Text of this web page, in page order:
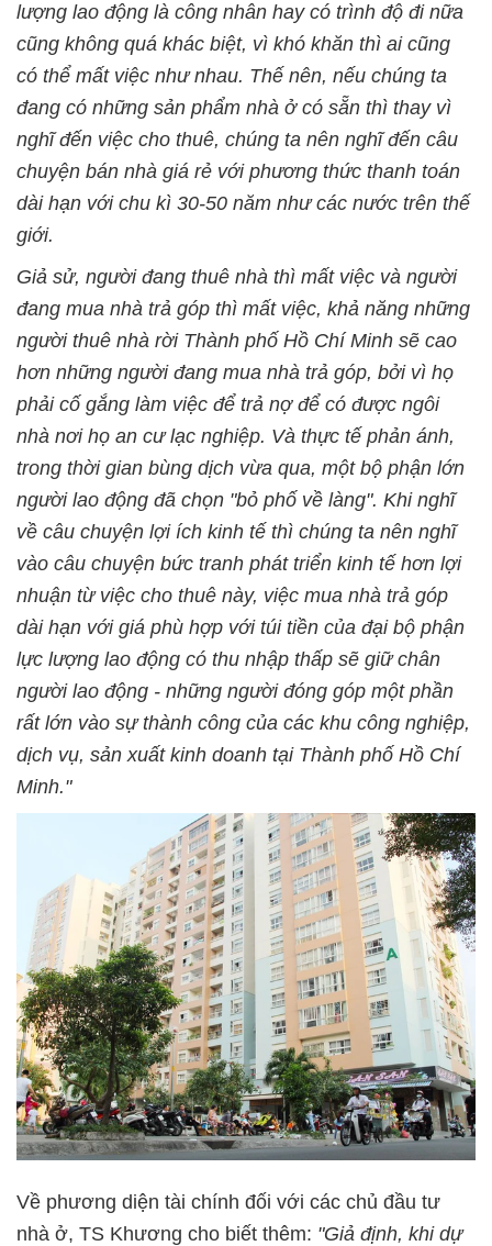
lượng lao động là công nhân hay có trình độ đi nữa
cũng không quá khác biệt, vì khó khăn thì ai cũng
có thể mất việc như nhau. Thế nên, nếu chúng ta
đang có những sản phẩm nhà ở có sẵn thì thay vì
nghĩ đến việc cho thuê, chúng ta nên nghĩ đến câu
chuyện bán nhà giá rẻ với phương thức thanh toán
dài hạn với chu kì 30-50 năm như các nước trên thế
giới.
Giả sử, người đang thuê nhà thì mất việc và người
đang mua nhà trả góp thì mất việc, khả năng những
người thuê nhà rời Thành phố Hồ Chí Minh sẽ cao
hơn những người đang mua nhà trả góp, bởi vì họ
phải cố gắng làm việc để trả nợ để có được ngôi
nhà nơi họ an cư lạc nghiệp. Và thực tế phản ánh,
trong thời gian bùng dịch vừa qua, một bộ phận lớn
người lao động đã chọn "bỏ phố về làng". Khi nghĩ
về câu chuyện lợi ích kinh tế thì chúng ta nên nghĩ
vào câu chuyện bức tranh phát triển kinh tế hơn lợi
nhuận từ việc cho thuê này, việc mua nhà trả góp
dài hạn với giá phù hợp với túi tiền của đại bộ phận
lực lượng lao động có thu nhập thấp sẽ giữ chân
người lao động - những người đóng góp một phần
rất lớn vào sự thành công của các khu công nghiệp,
dịch vụ, sản xuất kinh doanh tại Thành phố Hồ Chí
Minh."
Về phương diện tài chính đối với các chủ đầu tư
nhà ở, TS Khương cho biết thêm: "Giả định, khi dự